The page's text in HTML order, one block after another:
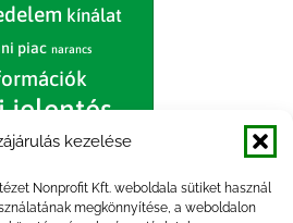
kezelése
Nonprofit Kft. weboldala sütiket használ
megkönnyítése, a weboldalon
kínálat
piac narancs
jelentés
sertéshús
termelői
vágóbárány